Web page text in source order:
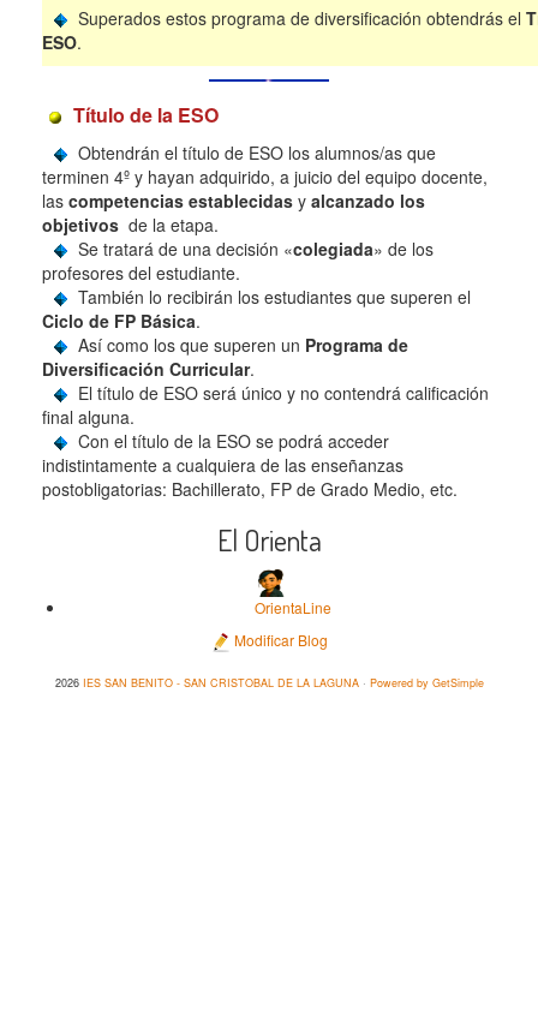
Superados estos programa de diversificación obtendrás el
ESO.
Título de la ESO
Obtendrán el título de ESO los alumnos/as que
terminen 4º y hayan adquirido, a juicio del equipo docente,
las competencias establecidas y alcanzado los
objetivos de la etapa.
Se tratará de una decisión «colegiada» de los
profesores del estudiante.
También lo recibirán los estudiantes que superen el
Ciclo de FP Básica.
Así como los que superen un Programa de
Diversificación Curricular.
El título de ESO será único y no contendrá calificación
final alguna.
Con el título de la ESO se podrá acceder
indistintamente a cualquiera de las enseñanzas
postobligatorias: Bachillerato, FP de Grado Medio, etc.
El Orienta
OrientaLine
Modificar Blog
2026 IES SAN BENITO - SAN CRISTOBAL DE LA LAGUNA· Powered by GetSimple